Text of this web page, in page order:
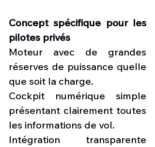
Concept spécifique pour les
pilotes privés
Moteur avec de grandes
réserves de puissance quelle
que soit la charge.
Cockpit numérique simple
présentant clairement toutes
les informations de vol.
Intégration transparente